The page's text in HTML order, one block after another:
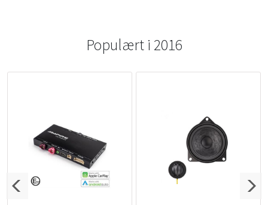
Populært i 2016